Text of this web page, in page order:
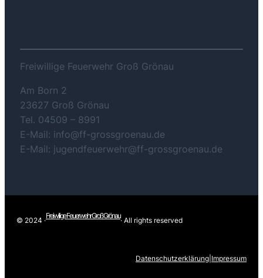
Freiwillige Feuerwehr Groß Grönau
Am Born 2
23627 Groß Grönau
Tel. 04509 – 8991
E-Mail: info@ff-grossgroenau.de
E-Mail: jugendfeuerwehr@ff-grossgroenau.de
© 2024 ·
Freiwilige Feuerwehr Groß Grönau
· All rights reserved
Datenschutzerklärung Impressum